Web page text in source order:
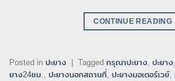
CONTINUE READING
Posted in ปะยาง Tagged กรุณาปะยาง ปะยาง
ยาง24ชม.
ปะยางนอกสถานที่ ปะยางมอเตอร์เวย์